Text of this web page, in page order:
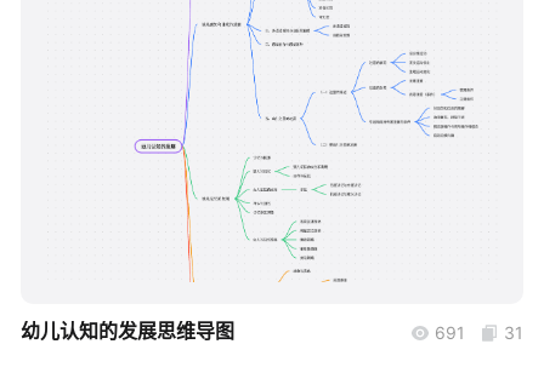
知识分享社区
boardmix
幼儿认知的发展思维导图 691 31